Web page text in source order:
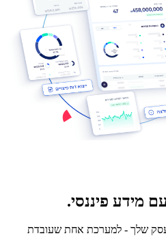
מידע פיננסי.
שלך - למערכת אחת שעובדת